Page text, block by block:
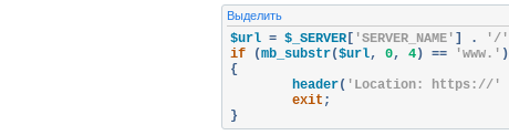
Выделить
$url = $_SERVER [ 'SERVER_NAME' ] . '/'
if
(mb_substr($url, 0, 4) == 'www.' )
{
	header
( 'Location: https://'
exit ;
}